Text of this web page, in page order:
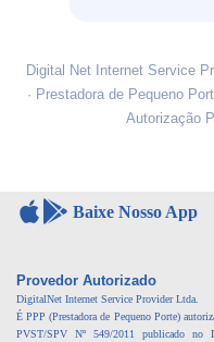
Digital Net Internet Service
· Prestadora de Pequeno
Autorização
Baixe Nosso App
Provedor Autorizado
DigitalNet Internet Service Provider Ltda.
É PPP (Prestadora de Pequeno Porte)
PVST/SPV Nº 549/2011 publicado